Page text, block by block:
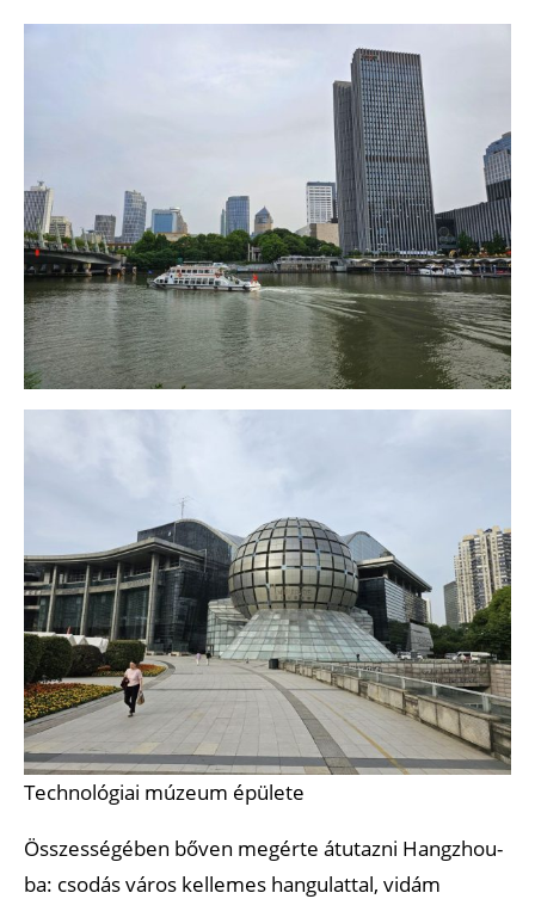
Technológiai múzeum épülete
Összességében bőven megérte átutazni Hangzhou-
ba: csodás város kellemes hangulattal, vidám